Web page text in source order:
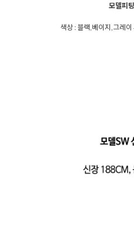
모델피
색상 : 블랙,베이지,그레